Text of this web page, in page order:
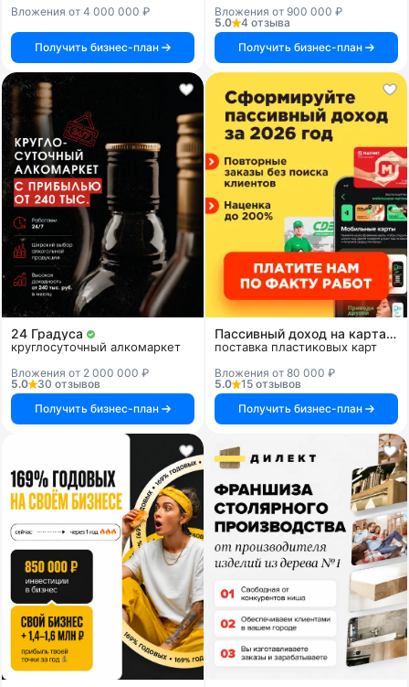
Вложения от 4 000 000 ₽
Получить бизнес-план
Вложения от 900 000 ₽
5.0
4 отзыва
Получить бизнес-план
24 Градуса
круглосуточный алкомаркет
Вложения от 2 000 000 ₽
5.0
30 отзывов
Получить бизнес-план
Пассивный доход на картах и системах
поставка пластиковых карт
Вложения от 80 000 ₽
5.0
15 отзывов
Получить бизнес-план